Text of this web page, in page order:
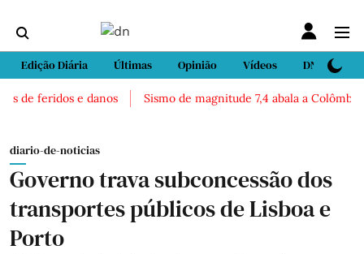
Edição Diária Últimas Opinião Vídeos DN Sport
feridos e danos Sismo de magnitude 7,4 abala a Colômbia.
diario-de-noticias
Governo trava subconcessão dos
transportes públicos de Lisboa e
Porto